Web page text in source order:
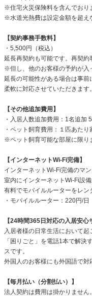
※住宅火災保険料を含んでおり
※水道光熱費は設定金額を超え
【契約事務手数料】
・5,500円（税込）
延長再契約も可能です。再契約
※但し、他のお客様の予約が入
延長の可能性がある場合は事前
柔軟に対応させていただきます。
【その他追加費用】
・入居人数追加費用：1名追加
・ペット飼育費用：１匹あた
※ペット飼育可能な部屋に限り
【インターネットWi-Fi完備】
インターネットWi-Fi完備のマ
室内にインターネットWi-Fi設
有料でモバイルルーターをレン
・モバイルルーター：220円/
【24時間365日対応の入居安心
入居者様の日常生活において
「困りごと」を電話1本で解
スです。
外国人のお客様にも外国語で対
【毎月払い（分割払い）】
法人契約は費用は掛かりません。